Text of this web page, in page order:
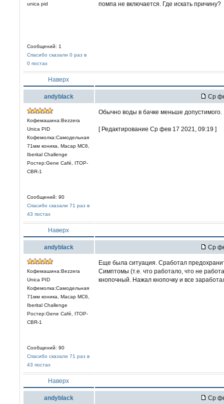
unica pid
Сообщений: 1
Спасибо сказали 0 раз в
0 постах
помпа не включается. Где искать причину?
Наверх
andyblack Ср
Кофемашина:Bezzera
Unica PID
Кофемолка:Самодельная
71мм коника, Macap MC6,
Iberital Challenge
Ростер:Gene Café, ITOP-
CBR-1
Сообщений: 90
Спасибо сказали 71 раз в
43 постах
Обычно воды в бачке меньше допустимого.
[ Редактирование Ср фев 17 2021, 09:19 ]
Наверх
andyblack Ср
Кофемашина:Bezzera
Unica PID
Кофемолка:Самодельная
71мм коника, Macap MC6,
Iberital Challenge
Ростер:Gene Café, ITOP-
CBR-1
Сообщений: 90
Спасибо сказали 71 раз в
43 постах
Еще была ситуация. Сработал
Симптомы (т.е. что работало, что не
кнопочный. Нажал кнопочку и все
Наверх
andyblack Ср